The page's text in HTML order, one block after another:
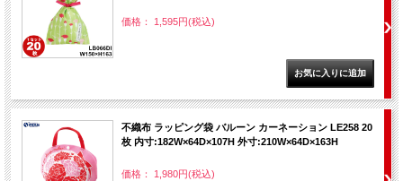
価格： 1,595円(税込)
不織布 ラッピング袋 バルーン カーネーション LE258 20
枚 内寸:182W×64D×107H 外寸:210W×64D×163H
価格： 1,980円(税込)